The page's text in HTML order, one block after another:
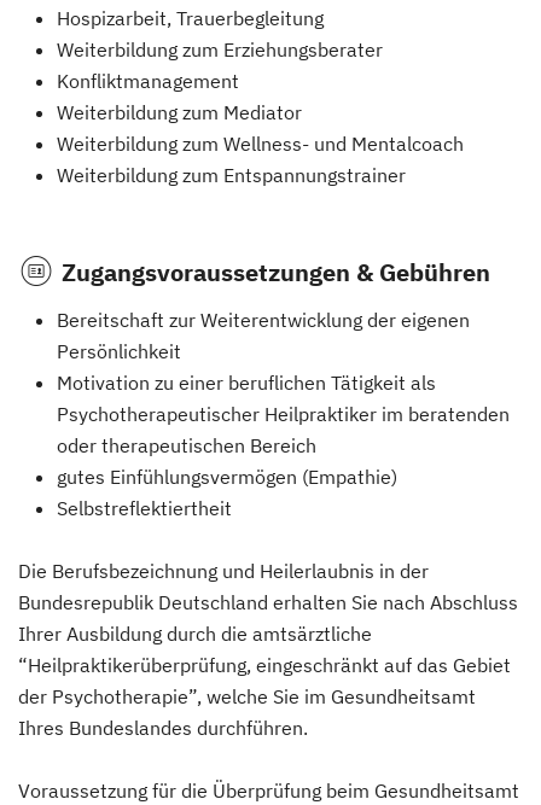
Hospizarbeit, Trauerbegleitung
Weiterbildung zum Erziehungsberater
Konfliktmanagement
Weiterbildung zum Mediator
Weiterbildung zum Wellness- und Mentalcoach
Weiterbildung zum Entspannungstrainer
Zugangsvoraussetzungen & Gebühren
Bereitschaft zur Weiterentwicklung der eigenen
Persönlichkeit
Motivation zu einer beruflichen Tätigkeit als
Psychotherapeutischer Heilpraktiker im beratenden
oder therapeutischen Bereich
gutes Einfühlungsvermögen (Empathie)
Selbstreflektiertheit
Die Berufsbezeichnung und Heilerlaubnis in der
Bundesrepublik Deutschland erhalten Sie nach Abschluss
Ihrer Ausbildung durch die amtsärztliche
“Heilpraktikerüberprüfung, eingeschränkt auf das Gebiet
der Psychotherapie”, welche Sie im Gesundheitsamt
Ihres Bundeslandes durchführen.
Voraussetzung für die Überprüfung beim Gesundheitsamt